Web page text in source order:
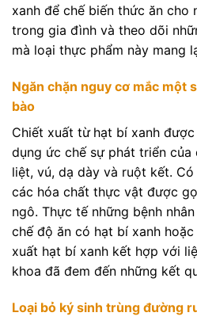
xanh để chế biến thức ăn cho
trong gia đình và theo dõi
mà loại thực phẩm này mang
Ngăn chặn nguy cơ mắc một
bào
Chiết xuất từ​​ hạt bí xanh
dụng ức chế sự phát triển
liệt, vú, dạ dày và ruột kết.
các hóa chất thực vật được
ngô. Thực tế những bệnh
chế độ ăn có hạt bí xanh
xuất hạt bí xanh kết hợp với
khoa đã đem đến những kết
Loại bỏ ký sinh trùng đường